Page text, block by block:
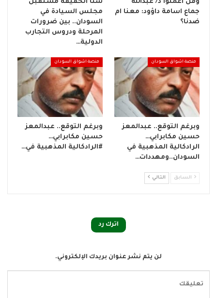
وقل اعملوا د/ عبدالله
جماع اسامة داؤود: معنا ام
ضدنا؟
سنا الحقيقة مستقبل
مجلس السيادة في
السودان.. بين ضرورات
المرحلة ودروس التجارب
الدولية…
منصة اشواق السودان
وبرغم التوقع.. عبدالمعز
حسين مكابرابي…
الرادكالية المذهبية في
السودان..ومهددات…
منصة اشواق السودان
وبرغم التوقع.. عبدالمعز
حسين مكابرابي…
#الرادكالية المذهبية في…
السابق التالي
اترك رد
لن يتم نشر عنوان بريدك الإلكتروني.